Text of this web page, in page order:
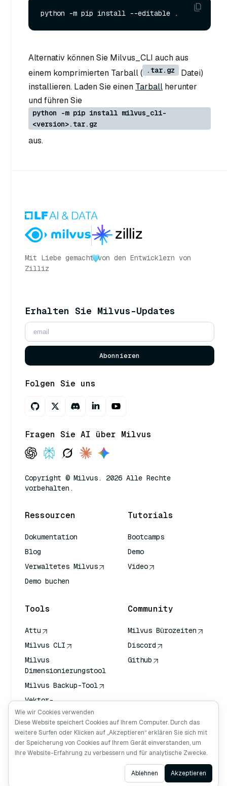
Alternativ können Sie Milvus_CLI auch aus
einem komprimierten Tarball (
.tar.gz
Datei)
installieren. Laden Sie einen Tarball herunter
und führen Sie
python -m pip install milvus_cli-
<version>.tar.gz
aus.
Mit Liebe gemacht von den Entwicklern von
Zilliz
Erhalten Sie Milvus-Updates
Abonnieren
Folgen Sie uns
Fragen Sie AI über Milvus
Copyright © Milvus. 2026 Alle Rechte
vorbehalten.
Ressourcen
Dokumentation
Blog
Verwaltetes Milvus
Demo buchen
Tutorials
Bootcamps
Demo
Video
Tools
Attu
Milvus CLI
Milvus
Dimensionierungstool
Milvus Backup-Tool
Vektor-
Transportdienst
(VTS)
Deep Searcher
Claude Kontext
Community
Milvus Bürozeiten
Discord
Github
Ask AI
Wie wir Cookies verwenden
Diese Website speichert Cookies auf Ihrem Computer. Durch das
weitere Surfen oder Klicken auf „Akzeptieren“ erklären Sie sich mit
der Speicherung von Cookies auf Ihrem Gerät einverstanden, um
Ihre Website-Erfahrung zu verbessern und für analytische Zwecke.
Ablehnen Akzeptieren